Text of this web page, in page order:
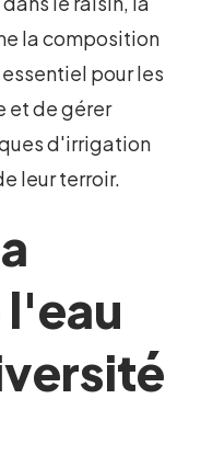
la composition
pour les
et de gérer
d'irrigation
leur terroir.